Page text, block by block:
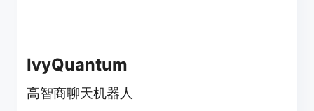
IvyQuantum
高智商聊天机器人